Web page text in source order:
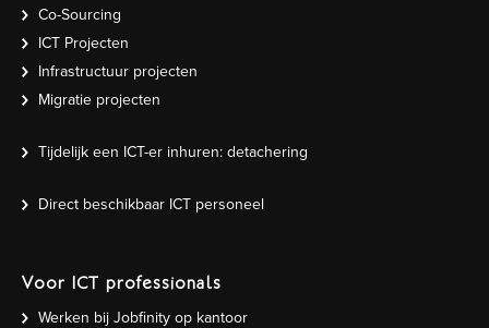
Co-Sourcing
ICT Projecten
Infrastructuur projecten
Migratie projecten
Tijdelijk een ICT-er inhuren: detachering
Direct beschikbaar ICT personeel
Voor ICT professionals
Werken bij Jobfinity op kantoor